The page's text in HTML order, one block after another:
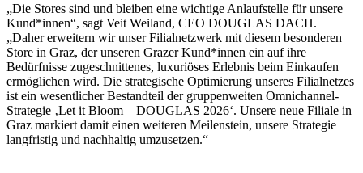
„Die Stores sind und bleiben eine wichtige Anlaufstelle für unsere
Kund*innen“, sagt Veit Weiland, CEO DOUGLAS DACH.
„Daher erweitern wir unser Filialnetzwerk mit diesem besonderen
Store in Graz, der unseren Grazer Kund*innen ein auf ihre
Bedürfnisse zugeschnittenes, luxuriöses Erlebnis beim Einkaufen
ermöglichen wird. Die strategische Optimierung unseres Filialnetzes
ist ein wesentlicher Bestandteil der gruppenweiten Omnichannel-
Strategie ‚Let it Bloom – DOUGLAS 2026‘. Unsere neue Filiale in
Graz markiert damit einen weiteren Meilenstein, unsere Strategie
langfristig und nachhaltig umzusetzen.“